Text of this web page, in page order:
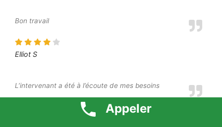
Bon travail
Elliot S
L’intervenant a été à l’écoute de mes besoins
Appeler